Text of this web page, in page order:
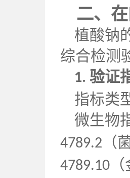
二、
植酸钠
综合检测
1. 验证
指标类
微生物
4789.2 （
4789.10